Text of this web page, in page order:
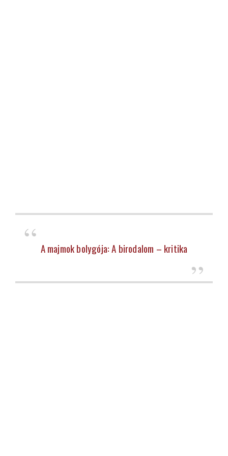
A majmok bolygója: A birodalom – kritika